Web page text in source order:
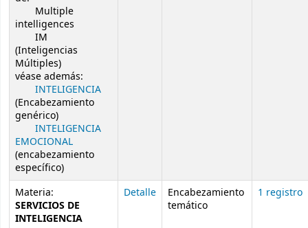
Multiple
intelligences
IM
(Inteligencias
Múltiples)
véase además:
INTELIGENCIA
(Encabezamiento
genérico)
INTELIGENCIA
EMOCIONAL
(encabezamiento
específico)
Materia:
SERVICIOS DE
INTELIGENCIA
Detalle
Encabezamiento
temático
1 registro